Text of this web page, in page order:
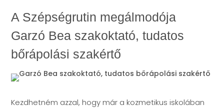
A Szépségrutin megálmodója
Garzó Bea szakoktató, tudatos
bőrápolási szakértő
Kezdhetném azzal, hogy már a kozmetikus iskolában